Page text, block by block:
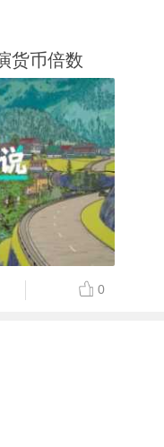
货币倍数
0